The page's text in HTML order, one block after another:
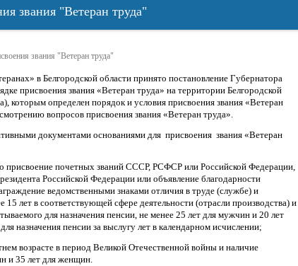
звания "Ветеран труда"
звания "Ветеран труда"
в Белгородской области принято постановление Губернатора
присвоения звания «Ветеран труда» на территории Белгородской
которым определен порядок и условия присвоения звания «Ветеран
вопросов присвоения звания «Ветеран труда».
документами основаниями для присвоения звания «Ветеран
присвоение почетных званий СССР, РСФСР или Российской Федерации,
Российской Федерации или объявление благодарности
ведомственными знаками отличия в труде (службе) и
лет в соответствующей сфере деятельности (отрасли производства) и
для назначения пенсии, не менее 25 лет для мужчин и 20 лет
назначения пенсии за выслугу лет в календарном исчислении;
возрасте в период Великой Отечественной войны и наличие
и 35 лет для женщин.